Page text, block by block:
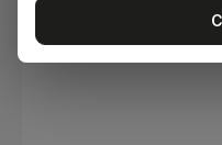
Pomiń galerię zdjęć